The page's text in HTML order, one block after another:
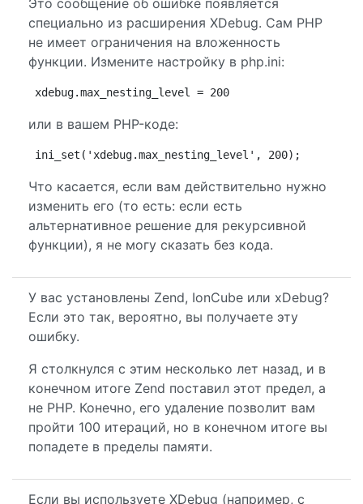
Это сообщение об ошибке появляется
специально из расширения XDebug. Сам PHP
не имеет ограничения на вложенность
функции. Измените настройку в php.ini:
xdebug.max_nesting_level = 200
или в вашем PHP-коде:
ini_set('xdebug.max_nesting_level', 200);
Что касается, если вам действительно нужно
изменить его (то есть: если есть
альтернативное решение для рекурсивной
функции), я не могу сказать без кода.
У вас установлены Zend, IonCube или xDebug?
Если это так, вероятно, вы получаете эту
ошибку.
Я столкнулся с этим несколько лет назад, и в
конечном итоге Zend поставил этот предел, а
не PHP. Конечно, его удаление позволит вам
пройти 100 итераций, но в конечном итоге вы
попадете в пределы памяти.
Если вы используете XDebug (например, с